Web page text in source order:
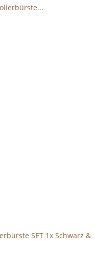
SET 1x Schwarz &